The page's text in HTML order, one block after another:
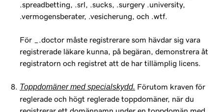
.spreadbetting, .srl, .sucks, .surgery .university,
.vermogensberater, .vesicherung, och .wtf.
För _.doctor måste registrerare som hävdar sig vara
registrerade läkare kunna, på begäran, demonstrera åt
registratorn och registret att de har tillämplig licens.
Toppdomäner med specialskydd. Förutom kraven för
reglerade och högt reglerade toppdomäner, när du